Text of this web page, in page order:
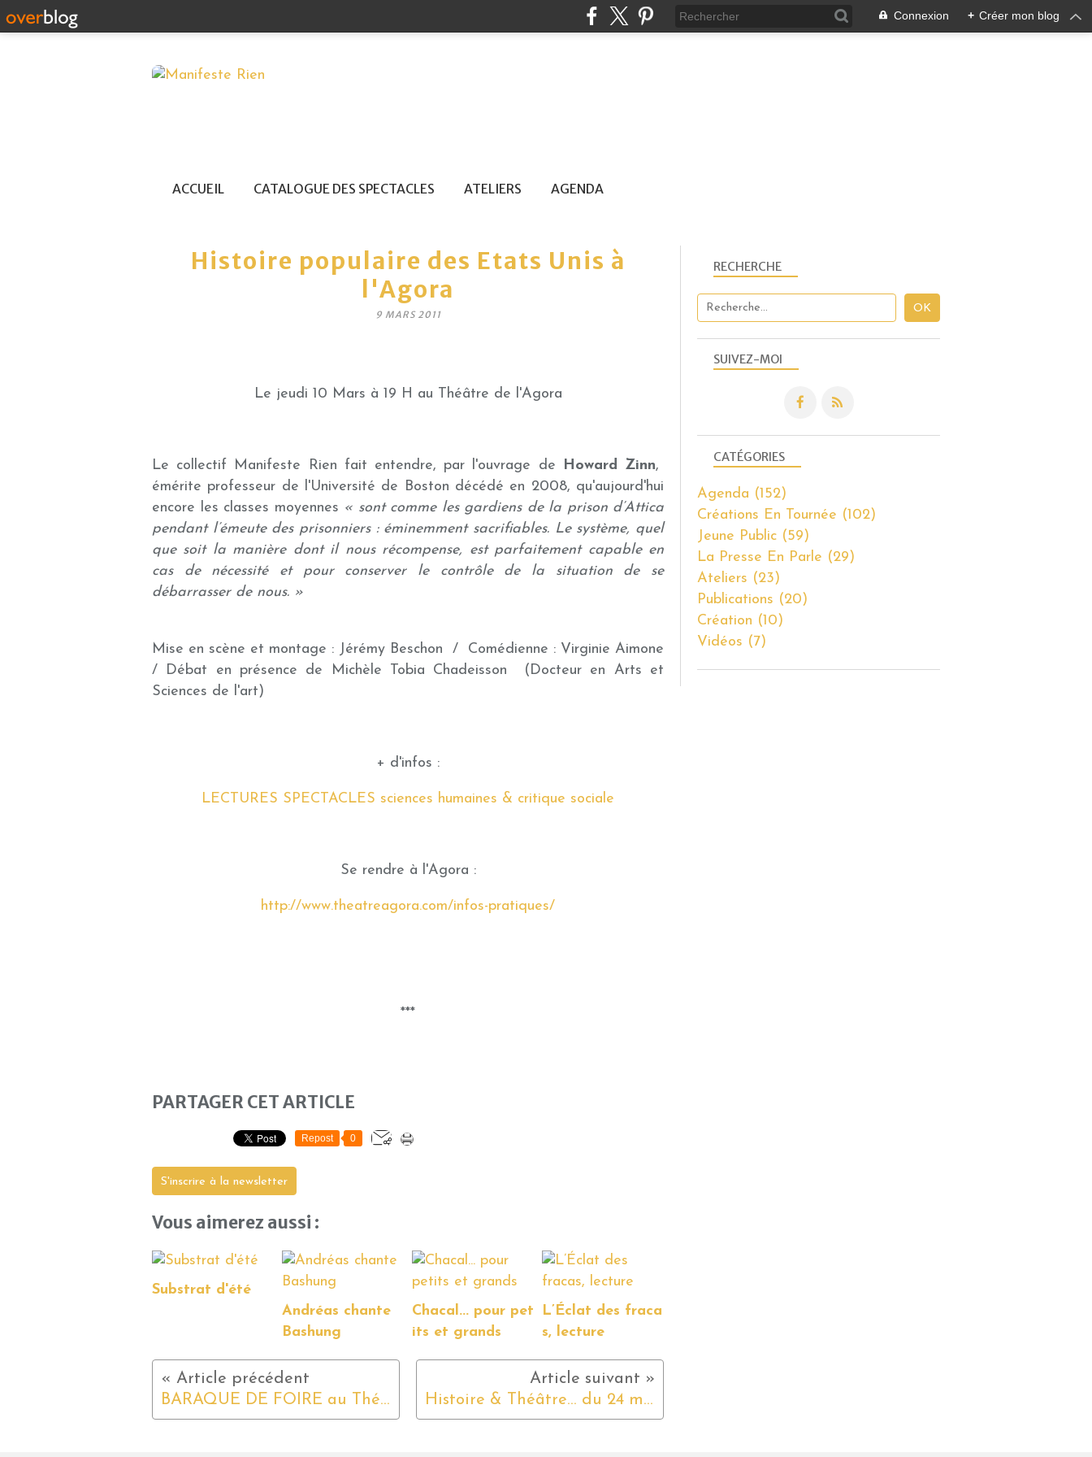
Connexion + Créer mon blog
ACCUEIL CATALOGUE DES SPECTACLES ATELIERS AGENDA
Histoire populaire des Etats Unis à
l'Agora
9 MARS 2011
Le jeudi 10 Mars à 19 H au Théâtre de l'Agora
Le collectif Manifeste Rien fait entendre, par l'ouvrage de Howard Zinn,
émérite professeur de l'Université de Boston décédé en 2008, qu'aujourd'hui
encore les classes moyennes « sont comme les gardiens de la prison d’Attica
pendant l’émeute des prisonniers : éminemment sacrifiables. Le système, quel
que soit la manière dont il nous récompense, est parfaitement capable en
cas de nécessité et pour conserver le contrôle de la situation de se
débarrasser de nous. »
Mise en scène et montage : Jérémy Beschon / Comédienne : Virginie Aimone
/ Débat en présence de Michèle Tobia Chadeisson (Docteur en Arts et
Sciences de l'art)
+ d'infos :
LECTURES SPECTACLES sciences humaines & critique sociale
Se rendre à l'Agora :
http://www.theatreagora.com/infos-pratiques/
***
PARTAGER CET ARTICLE
Repost 0
S'inscrire à la newsletter
Vous aimerez aussi :
Substrat d'été
Andréas chante
Bashung
Chacal... pour pet
its et grands
L’Éclat des fraca
s, lecture
BARAQUE DE FOIRE au Théâtre de Lenche Histoire & Théâtre... du 24 mars au 2 avril
SUIVEZ-MOI
RECHERCHE
CATÉGORIES
Agenda (152)
Créations En Tournée (102)
Jeune Public (59)
La Presse En Parle (29)
Ateliers (23)
Publications (20)
Création (10)
Vidéos (7)